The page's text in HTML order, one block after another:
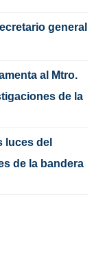
general
al Mtro.
de la
luces del
de la bandera